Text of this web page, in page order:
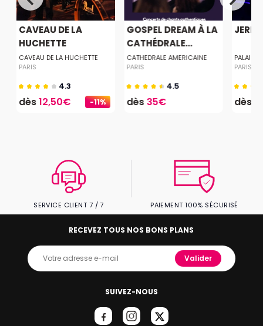
-11%
CAVEAU DE LA
HUCHETTE
CAVEAU DE LA HUCHETTE
PARIS
4.3
dès12,50€
GOSPEL DREAM À LA
CATHÉDRALE...
CATHEDRALE AMERICAINE
PARIS
4.5
dès35€
PALAIS
PARIS
dès
SERVICE CLIENT 7 / 7 PAIEMENT 100% SÉCURISÉ
SUIVEZ-NOUS
RECEVEZ TOUS NOS BONS PLANS
Valider